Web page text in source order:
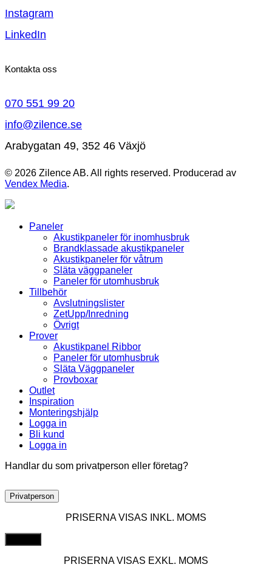
Instagram
LinkedIn
Kontakta oss
070 551 99 20
info@zilence.se
Arabygatan 49, 352 46 Växjö
© 2026 Zilence AB. All rights reserved. Producerad av
Vendex Media.
Paneler
Akustikpaneler för inomhusbruk
Brandklassade akustikpaneler
Akustikpaneler för våtrum
Släta väggpaneler
Paneler för utomhusbruk
Tillbehör
Avslutningslister
ZetUpp/Inredning
Övrigt
Prover
Akustikpanel Ribbor
Paneler för utomhusbruk
Släta Väggpaneler
Provboxar
Outlet
Inspiration
Monteringshjälp
Logga in
Bli kund
Logga in
Handlar du som privatperson eller företag?
Privatperson
PRISERNA VISAS INKL. MOMS
PRISERNA VISAS EXKL. MOMS